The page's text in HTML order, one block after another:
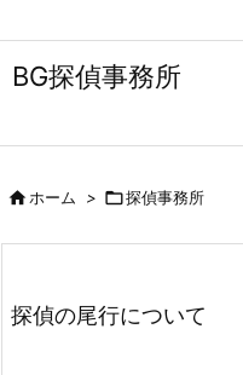
BG探偵事務所
ホーム > 探偵事務所
探偵の尾行について